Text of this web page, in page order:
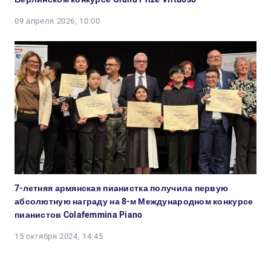
09 апреля 2026, 10:00
7-летняя армянская пианистка получила первую
абсолютную награду на 8-м Международном конкурсе
пианистов Colafemmina Piano
15 октября 2024, 14:45